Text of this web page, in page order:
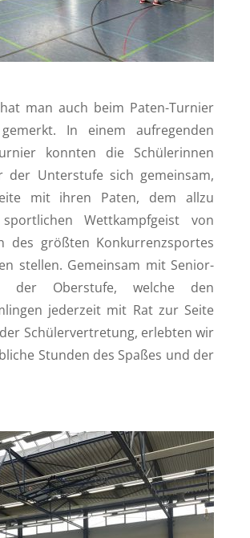
man auch beim Paten-Turnier
In einem aufregenden
konnten die Schülerinnen
der Unterstufe sich gemeinsam,
mit ihren Paten, dem allzu
Wettkampfgeist von
des größten Konkurrenzsportes
stellen. Gemeinsam mit Senior-
der Oberstufe, welche den
jederzeit mit Rat zur Seite
Schülervertretung, erlebten wir
Stunden des Spaßes und der